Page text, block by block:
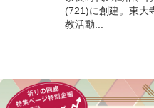
(721)に創建。東大
教活動...